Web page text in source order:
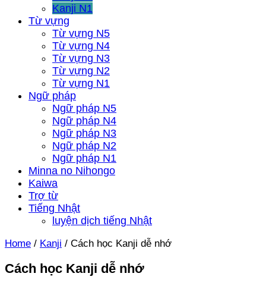
Kanji N1
Từ vựng
Từ vựng N5
Từ vựng N4
Từ vựng N3
Từ vựng N2
Từ vựng N1
Ngữ pháp
Ngữ pháp N5
Ngữ pháp N4
Ngữ pháp N3
Ngữ pháp N2
Ngữ pháp N1
Minna no Nihongo
Kaiwa
Trợ từ
Tiếng Nhật
luyện dịch tiếng Nhật
Home / Kanji / Cách học Kanji dễ nhớ
Cách học Kanji dễ nhớ